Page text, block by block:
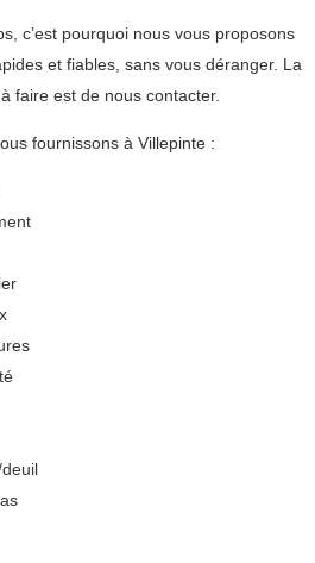
c’est pourquoi nous vous proposons
et fiables, sans vous déranger. La
faire est de nous contacter.
fournissons à Villepinte :